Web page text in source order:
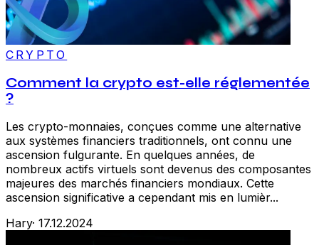
CRYPTO
Comment la crypto est-elle réglementée
?
Les crypto-monnaies, conçues comme une alternative
aux systèmes financiers traditionnels, ont connu une
ascension fulgurante. En quelques années, de
nombreux actifs virtuels sont devenus des composantes
majeures des marchés financiers mondiaux. Cette
ascension significative a cependant mis en lumièr...
Hary· 17.12.2024